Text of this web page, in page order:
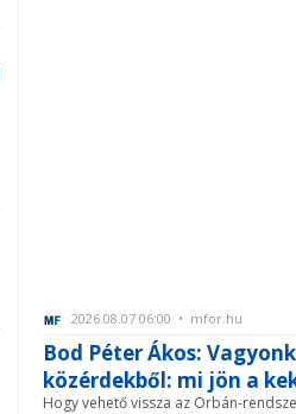
2026.08.07 06:00 • mfor.hu
Bod Péter Ákos:
közérdekből: mi jön a
Hogy vehető vissza az Orbán-